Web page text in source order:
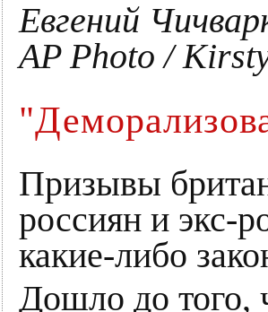
Евгений
AP Photo /
Призывы
россиян и экс-
какие-либо
Дошло до того,